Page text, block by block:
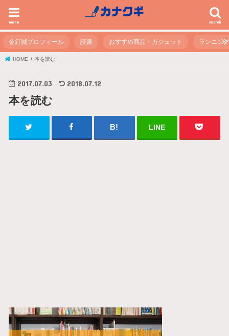
search
menu
金釘誠プロフィール 読書 おすすめ商品・ガジェット ランニング
HOME 本を読む
2017.07.03 2018.07.12
本を読む
LINE